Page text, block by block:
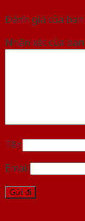
Đánh giá của bạn
Nhận xét của bạn
Tên
Email